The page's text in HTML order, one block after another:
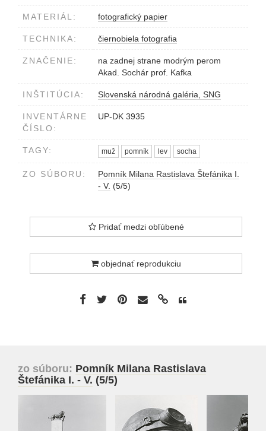
MATERIÁL: fotografický papier
TECHNIKA: čiernobiela fotografia
ZNAČENIE:
na zadnej strane modrým perom
Akad. Sochár prof. Kafka
INŠTITÚCIA: Slovenská národná galéria, SNG
INVENTÁRNE
ČÍSLO:
UP-DK 3935
TAGY: muž pomník lev socha
ZO SÚBORU:
Pomník Milana Rastislava Štefánika I.
- V. (5/5)
Pridať medzi obľúbené
objednať reprodukciu
zo súboru: Pomník Milana Rastislava
Štefánika I. - V. (5/5)